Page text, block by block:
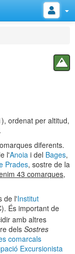
ordenat per altitud,
.
diferents.
l'Anoia i del Bages,
Prades, sostre de la
43 comarques,
de l'Institut
És important de
amb altres
dels Sostres
comarcals
Excursionista